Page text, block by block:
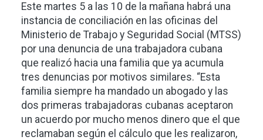
Este martes 5 a las 10 de la mañana habrá una
instancia de conciliación en las oficinas del
Ministerio de Trabajo y Seguridad Social (MTSS)
por una denuncia de una trabajadora cubana
que realizó hacia una familia que ya acumula
tres denuncias por motivos similares. “Esta
familia siempre ha mandado un abogado y las
dos primeras trabajadoras cubanas aceptaron
un acuerdo por mucho menos dinero que el que
reclamaban según el cálculo que les realizaron,